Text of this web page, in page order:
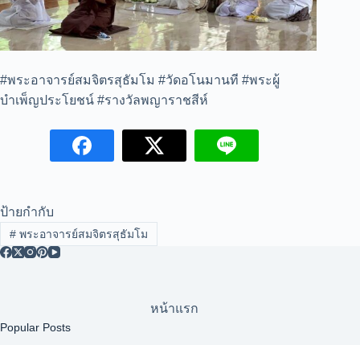
#พระอาจารย์สมจิตรสุธัมโม #วัดอโนมานที #พระผู้
บำเพ็ญประโยชน์ #รางวัลพญาราชสีห์
ป้ายกำกับ
#พระอาจารย์สมจิตรสุธัมโม
หน้าแรก
Popular Posts